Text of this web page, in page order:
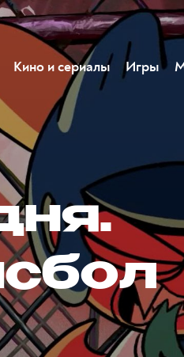
Кино и сериалы Игры